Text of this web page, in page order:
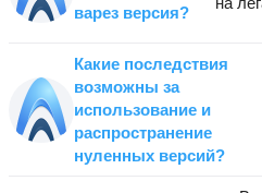
варез версия?
Какие последствия
возможны за
использование и
распространение
нуленных версий?